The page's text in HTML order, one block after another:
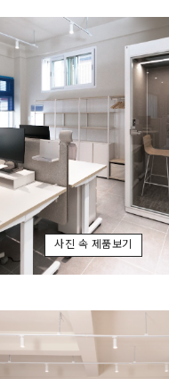
사진 속 제품보기